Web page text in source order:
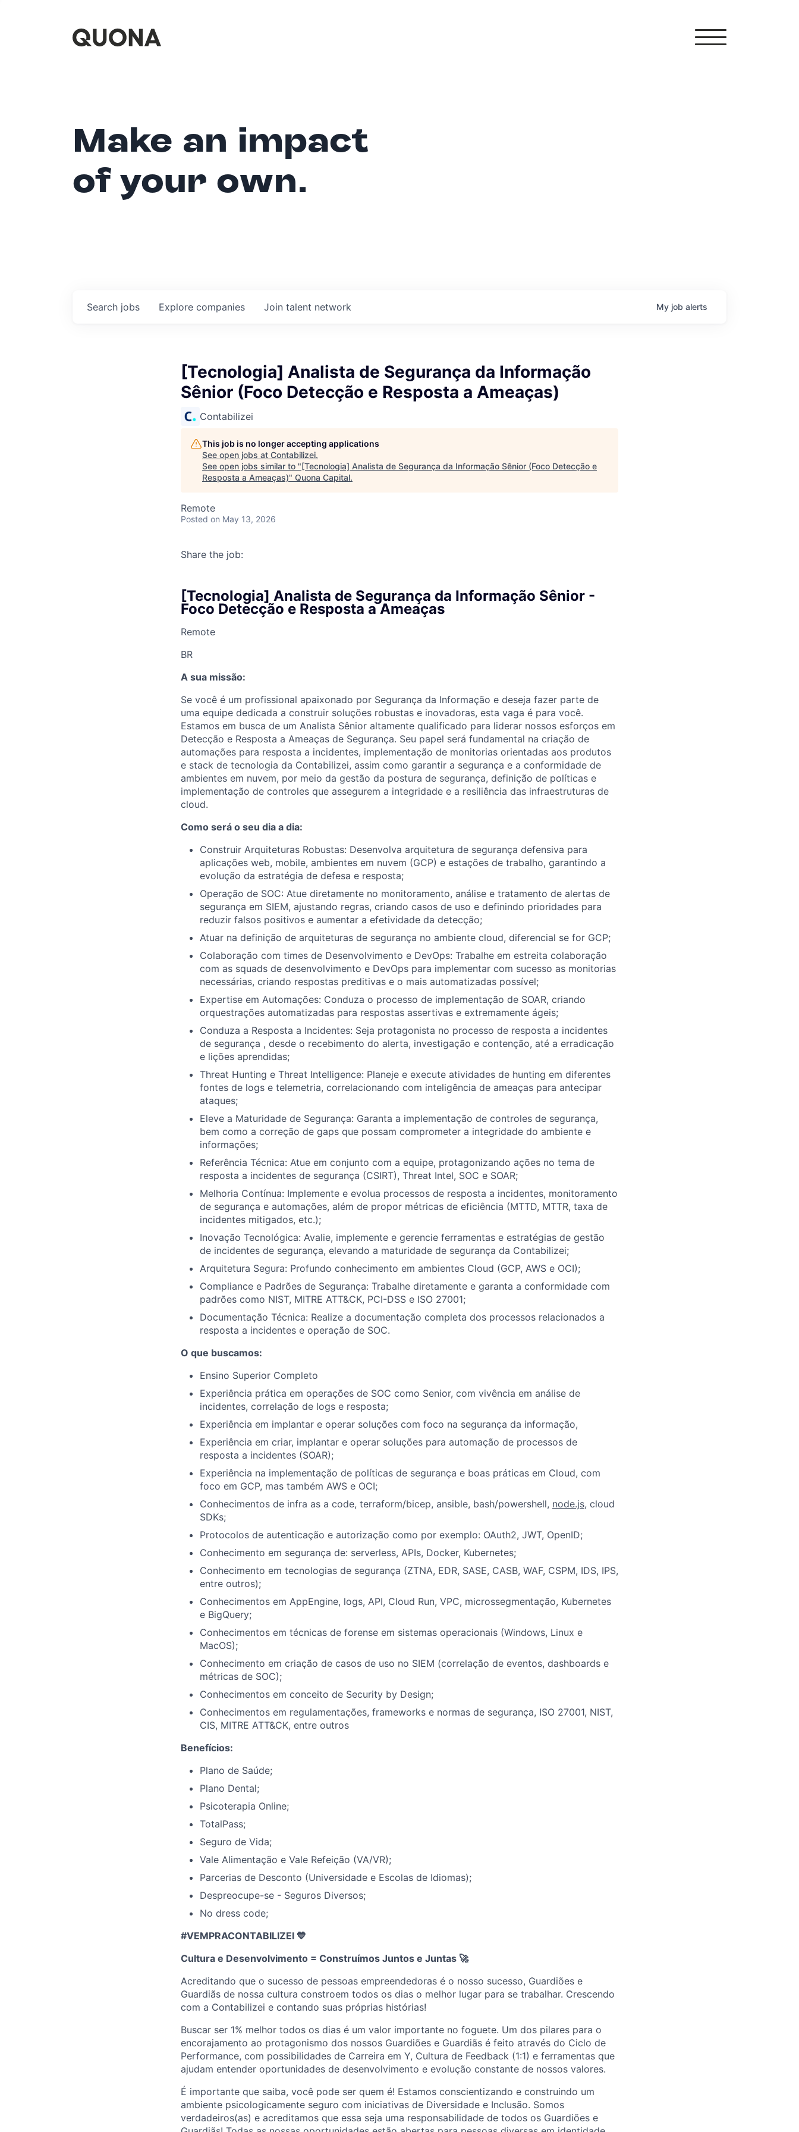
Make an impact
of your own.
Search jobs Explore companies Join talent network My job alerts
[Tecnologia] Analista de Segurança da Informação
Sênior (Foco Detecção e Resposta a Ameaças)
Contabilizei
This job is no longer accepting applications
See open jobs at Contabilizei.
See open jobs similar to "[Tecnologia] Analista de Segurança da Informação Sênior (Foco Detecção e
Resposta a Ameaças)" Quona Capital.
Remote
Posted on May 13, 2026
Share the job:
[Tecnologia] Analista de Segurança da Informação Sênior -
Foco Detecção e Resposta a Ameaças
Remote
BR
A sua missão:
Se você é um profissional apaixonado por Segurança da Informação e deseja fazer parte de
uma equipe dedicada a construir soluções robustas e inovadoras, esta vaga é para você.
Estamos em busca de um Analista Sênior altamente qualificado para liderar nossos esforços em
Detecção e Resposta a Ameaças de Segurança. Seu papel será fundamental na criação de
automações para resposta a incidentes, implementação de monitorias orientadas aos produtos
e stack de tecnologia da Contabilizei, assim como garantir a segurança e a conformidade de
ambientes em nuvem, por meio da gestão da postura de segurança, definição de políticas e
implementação de controles que assegurem a integridade e a resiliência das infraestruturas de
cloud.
Como será o seu dia a dia:
Construir Arquiteturas Robustas: Desenvolva arquitetura de segurança defensiva para
aplicações web, mobile, ambientes em nuvem (GCP) e estações de trabalho, garantindo a
evolução da estratégia de defesa e resposta;
Operação de SOC: Atue diretamente no monitoramento, análise e tratamento de alertas de
segurança em SIEM, ajustando regras, criando casos de uso e definindo prioridades para
reduzir falsos positivos e aumentar a efetividade da detecção;
Atuar na definição de arquiteturas de segurança no ambiente cloud, diferencial se for GCP;
Colaboração com times de Desenvolvimento e DevOps: Trabalhe em estreita colaboração
com as squads de desenvolvimento e DevOps para implementar com sucesso as monitorias
necessárias, criando respostas preditivas e o mais automatizadas possível;
Expertise em Automações: Conduza o processo de implementação de SOAR, criando
orquestrações automatizadas para respostas assertivas e extremamente ágeis;
Conduza a Resposta a Incidentes: Seja protagonista no processo de resposta a incidentes
de segurança , desde o recebimento do alerta, investigação e contenção, até a erradicação
e lições aprendidas;
Threat Hunting e Threat Intelligence: Planeje e execute atividades de hunting em diferentes
fontes de logs e telemetria, correlacionando com inteligência de ameaças para antecipar
ataques;
Eleve a Maturidade de Segurança: Garanta a implementação de controles de segurança,
bem como a correção de gaps que possam comprometer a integridade do ambiente e
informações;
Referência Técnica: Atue em conjunto com a equipe, protagonizando ações no tema de
resposta a incidentes de segurança (CSIRT), Threat Intel, SOC e SOAR;
Melhoria Contínua: Implemente e evolua processos de resposta a incidentes, monitoramento
de segurança e automações, além de propor métricas de eficiência (MTTD, MTTR, taxa de
incidentes mitigados, etc.);
Inovação Tecnológica: Avalie, implemente e gerencie ferramentas e estratégias de gestão
de incidentes de segurança, elevando a maturidade de segurança da Contabilizei;
Arquitetura Segura: Profundo conhecimento em ambientes Cloud (GCP, AWS e OCI);
Compliance e Padrões de Segurança: Trabalhe diretamente e garanta a conformidade com
padrões como NIST, MITRE ATT&CK, PCI-DSS e ISO 27001;
Documentação Técnica: Realize a documentação completa dos processos relacionados a
resposta a incidentes e operação de SOC.
O que buscamos:
Ensino Superior Completo
Experiência prática em operações de SOC como Senior, com vivência em análise de
incidentes, correlação de logs e resposta;
Experiência em implantar e operar soluções com foco na segurança da informação,
Experiência em criar, implantar e operar soluções para automação de processos de
resposta a incidentes (SOAR);
Experiência na implementação de políticas de segurança e boas práticas em Cloud, com
foco em GCP, mas também AWS e OCI;
Conhecimentos de infra as a code, terraform/bicep, ansible, bash/powershell, node.js, cloud
SDKs;
Protocolos de autenticação e autorização como por exemplo: OAuth2, JWT, OpenID;
Conhecimento em segurança de: serverless, APIs, Docker, Kubernetes;
Conhecimento em tecnologias de segurança (ZTNA, EDR, SASE, CASB, WAF, CSPM, IDS, IPS,
entre outros);
Conhecimentos em AppEngine, logs, API, Cloud Run, VPC, microssegmentação, Kubernetes
e BigQuery;
Conhecimentos em técnicas de forense em sistemas operacionais (Windows, Linux e
MacOS);
Conhecimento em criação de casos de uso no SIEM (correlação de eventos, dashboards e
métricas de SOC);
Conhecimentos em conceito de Security by Design;
Conhecimentos em regulamentações, frameworks e normas de segurança, ISO 27001, NIST,
CIS, MITRE ATT&CK, entre outros
Benefícios:
Plano de Saúde;
Plano Dental;
Psicoterapia Online;
TotalPass;
Seguro de Vida;
Vale Alimentação e Vale Refeição (VA/VR);
Parcerias de Desconto (Universidade e Escolas de Idiomas);
Despreocupe-se - Seguros Diversos;
No dress code;
#VEMPRACONTABILIZEI 💙
Cultura e Desenvolvimento = Construímos Juntos e Juntas 🚀
Acreditando que o sucesso de pessoas empreendedoras é o nosso sucesso, Guardiões e
Guardiãs de nossa cultura constroem todos os dias o melhor lugar para se trabalhar. Crescendo
com a Contabilizei e contando suas próprias histórias!
Buscar ser 1% melhor todos os dias é um valor importante no foguete. Um dos pilares para o
encorajamento ao protagonismo dos nossos Guardiões e Guardiãs é feito através do Ciclo de
Performance, com possibilidades de Carreira em Y, Cultura de Feedback (1:1) e ferramentas que
ajudam entender oportunidades de desenvolvimento e evolução constante de nossos valores.
É importante que saiba, você pode ser quem é! Estamos conscientizando e construindo um
ambiente psicologicamente seguro com iniciativas de Diversidade e Inclusão. Somos
verdadeiros(as) e acreditamos que essa seja uma responsabilidade de todos os Guardiões e